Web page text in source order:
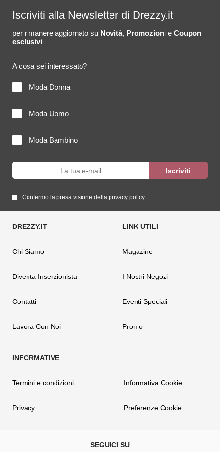
Iscriviti alla Newsletter di Drezzy.it
per rimanere aggiornato su Novità, Promozioni e Coupon
esclusivi
A cosa sei interessato?
Moda Donna
Moda Uomo
Moda Bambino
Confermo la presa visione della privacy policy
Chi Siamo
Diventa Inserzionista
Contatti
Lavora Con Noi
Magazine
I Nostri Negozi
Eventi Speciali
Promo
Termini e condizioni
Privacy
Informativa Cookie
Preferenze Cookie